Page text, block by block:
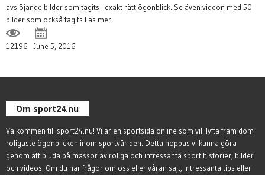
avslöjande bilder som tagits i exakt rätt ögonblick. Se även videon med 50
bilder som också tagits Läs mer
12196 June 5, 2016
Om sport24.nu
Välkommen till sport24.nu! Vi är en sportsida online som vill lyfta fram dom
roligaste ögonblicken inom sportvärlden. Detta hoppas vi kunna göra
genom att bjuda på massor av roliga och intressanta sport historier, bilder
och videos. Om du har frågor om oss eller våran sajt, intressanta tips eller